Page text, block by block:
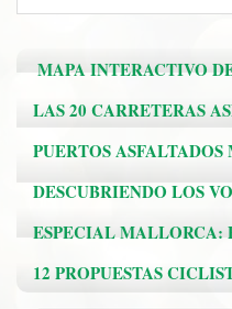
MAPA INTERACTIVO
LAS 20 CARRETERAS
PUERTOS
DESCUBRIENDO LOS
ESPECIAL MALLORCA:
12 PROPUESTAS